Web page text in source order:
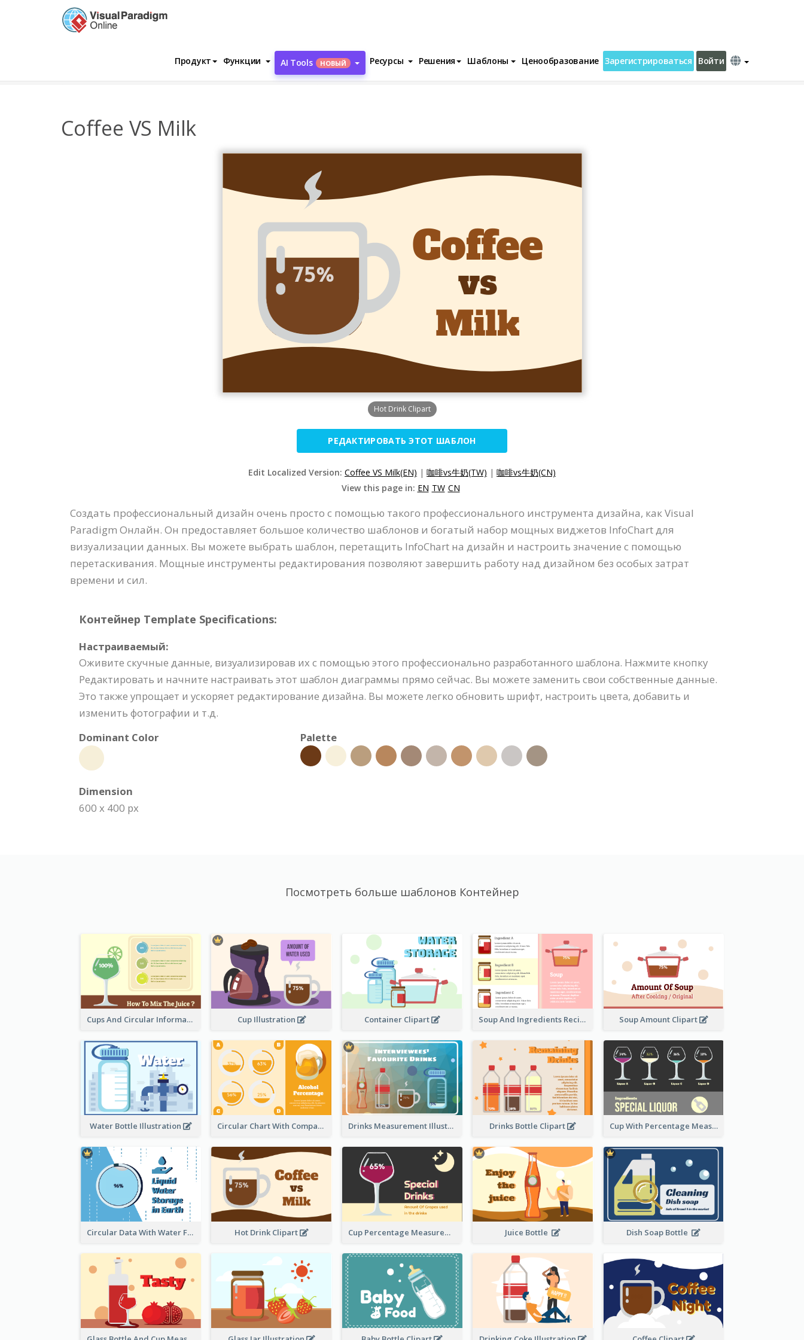
Продукт Функции AI Tools НОВЫЙ Ресурсы Решения Шаблоны Ценообразование Зарегистрироваться
Войти
Coffee VS Milk
Coffee VS Milk
Hot Drink Clipart
РЕДАКТИРОВАТЬ ЭТОТ ШАБЛОН
Edit Localized Version: Coffee VS Milk(EN) | 咖啡vs牛奶(TW) | 咖啡vs牛奶(CN)
View this page in: EN TW CN
Создать профессиональный дизайн очень просто с помощью такого профессионального инструмента дизайна, как Visual
Paradigm Онлайн. Он предоставляет большое количество шаблонов и богатый набор мощных виджетов InfoChart для
визуализации данных. Вы можете выбрать шаблон, перетащить InfoChart на дизайн и настроить значение с помощью
перетаскивания. Мощные инструменты редактирования позволяют завершить работу над дизайном без особых затрат
времени и сил.
Контейнер Template Specifications:
Настраиваемый:
Оживите скучные данные, визуализировав их с помощью этого профессионально разработанного шаблона. Нажмите кнопку
Редактировать и начните настраивать этот шаблон диаграммы прямо сейчас. Вы можете заменить свои собственные данные.
Это также упрощает и ускоряет редактирование дизайна. Вы можете легко обновить шрифт, настроить цвета, добавить и
изменить фотографии и т.д.
Dominant Color
Palette
Dimension
600 x 400 px
Посмотреть больше шаблонов Контейнер
Cups And Circular Informative Clipart Cup Illustration Container Clipart Soup And Ingredients Recipes Soup Amount Clipart
Water Bottle Illustration Circular Chart With Comparison Drinks Measurement Illustration Drinks Bottle Clipart Cup With Percentage Measurement
Circular Data With Water Flow Hot Drink Clipart Cup Percentage Measurement Juice Bottle Dish Soap Bottle